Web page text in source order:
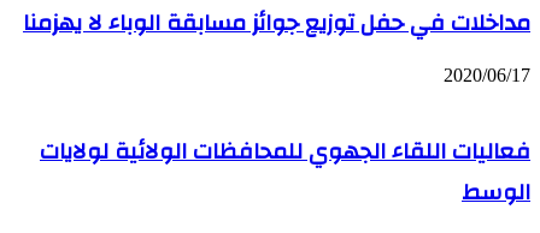
مداخلات في حفل توزيع جوائز مسابقة الوباء لا يهزمنا
2020/06/17
فعاليات اللقاء الجهوي للمحافظات الولائية لولايات
الوسط